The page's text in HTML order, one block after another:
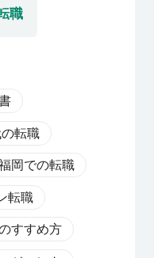
介
職
転職
岡での転職
転職
すすめ方